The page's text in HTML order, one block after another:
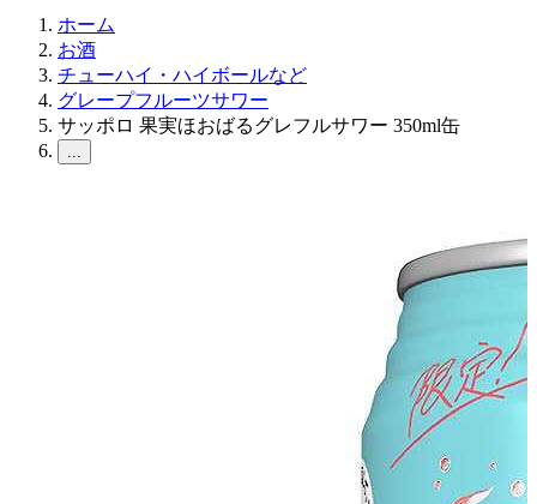
ホーム
お酒
チューハイ・ハイボールなど
グレープフルーツサワー
サッポロ 果実ほおばるグレフルサワー 350ml缶
...